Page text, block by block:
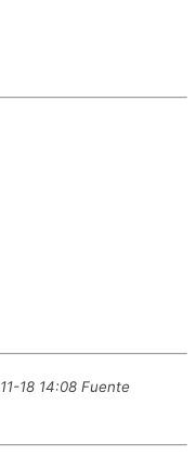
18 14:08 Fuente